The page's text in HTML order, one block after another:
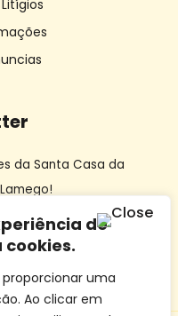
de
proporcionar uma
Ao clicar em
da Santa Casa da